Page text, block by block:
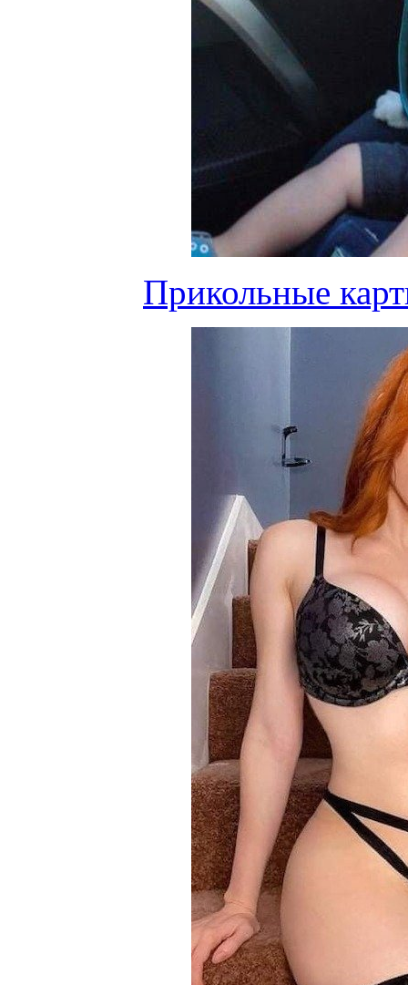
Прикольные